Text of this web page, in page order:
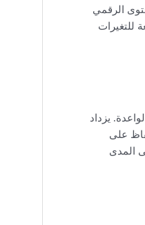
الرقمي
للتغيرات
يزداد
على
المدى